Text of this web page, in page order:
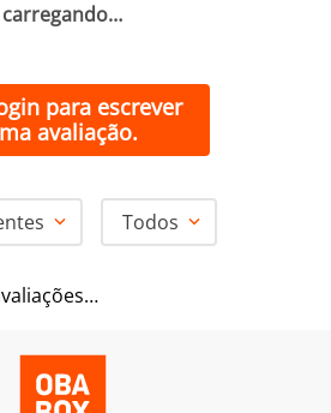
carregando…
para escrever
avaliação.
Todos